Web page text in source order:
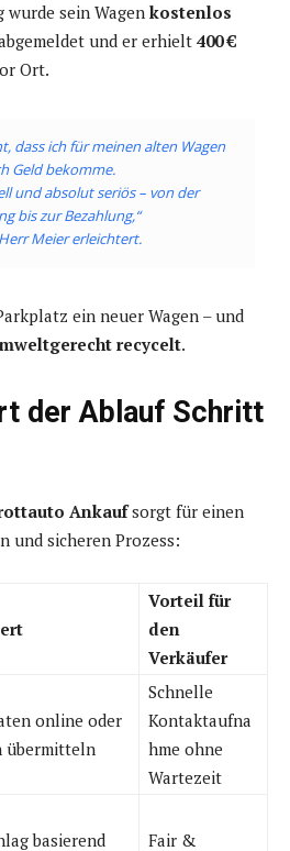
wurde sein Wagen kostenlos
und er erhielt400 €
Ort.
dass ich für meinen alten Wagen
Geld bekomme.
und absolut seriös – von der
bis zur Bezahlung,“
Meier erleichtert.
ein neuer Wagen – und
recycelt.
der Ablauf Schritt
Ankaufsorgt für einen
und sicheren Prozess:
Vorteil für
den
Verkäufer
online oder
übermitteln
Schnelle
Kontaktaufna
hme ohne
Wartezeit
basierend Fair &